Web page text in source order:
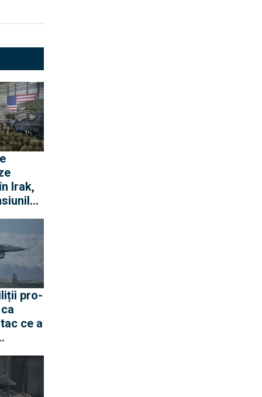
Irak,
pro-
ce a